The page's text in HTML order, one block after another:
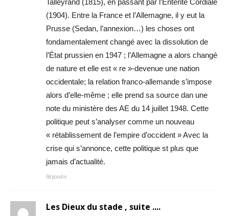
Talleyrand (1815), en passant par l’Entente Cordiale
(1904). Entre la France et l’Allemagne, il y eut la
Prusse (Sedan, l’annexion…) les choses ont
fondamentalement changé avec la dissolution de
l’État prussien en 1947 ; l’Allemagne a alors changé
de nature et elle est « re »-devenue une nation
occidentale; la relation franco-allemande s’impose
alors d’elle-même ; elle prend sa source dan une
note du ministère des AE du 14 juillet 1948. Cette
politique peut s’analyser comme un nouveau
« rétablissement de l’empire d’occident » Avec la
crise qui s’annonce, cette politique st plus que
jamais d’actualité.
Répondre
Les Dieux du stade , suite ....